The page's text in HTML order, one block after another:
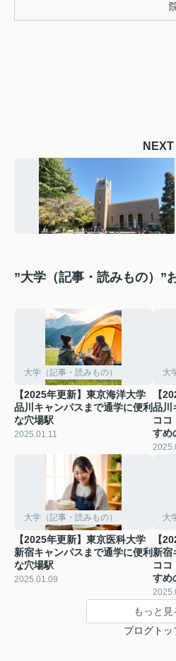
NEXT
”大学（記事・読みもの）”
大学（記事・読みもの）
【2025年更新】東京海洋大学
品川キャンパスまで通学に便利
な穴場駅
2025.01.11
大
【
品川
ココ
すめ
大学（記事・読みもの）
【2025年更新】東京医科大学
新宿キャンパスまで通学に便利
な穴場駅
2025.01.09
大
【
新宿
ココ
すめ
もっと見
ブログトッ